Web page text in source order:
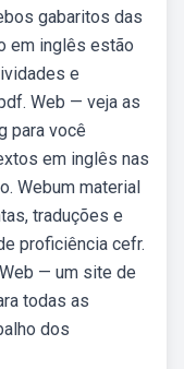
gabaritos das
em inglês estão
e
Web — veja as
para você
em inglês nas
Webum material
traduções e
proficiência cefr.
— um site de
todas as
dos